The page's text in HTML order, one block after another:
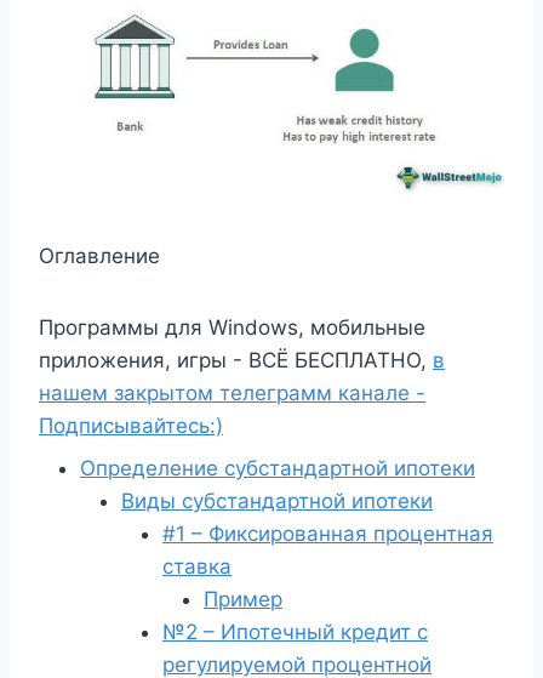
Оглавление
Программы для Windows, мобильные
приложения, игры - ВСЁ БЕСПЛАТНО, в
нашем закрытом телеграмм канале -
Подписывайтесь:)
Определение субстандартной ипотеки
Виды субстандартной ипотеки
#1 – Фиксированная процентная
ставка
Пример
№2 – Ипотечный кредит с
регулируемой процентной